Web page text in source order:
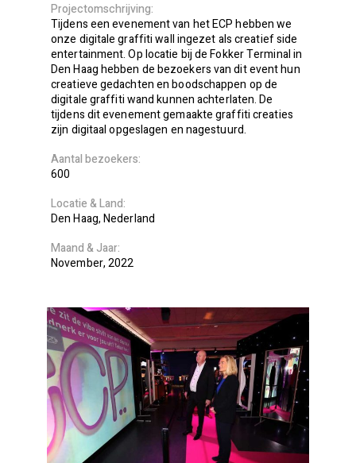
Projectomschrijving
Tijdens een evenement van het ECP hebben we
onze digitale graffiti wall ingezet als creatief side
entertainment. Op locatie bij de Fokker Terminal in
Den Haag hebben de bezoekers van dit event hun
creatieve gedachten en boodschappen op de
digitale graffiti wand kunnen achterlaten. De
tijdens dit evenement gemaakte graffiti creaties
zijn digitaal opgeslagen en nagestuurd.
Aantal bezoekers
600
Locatie
Land
Den Haag Nederland
Maand
Jaar
November 2022